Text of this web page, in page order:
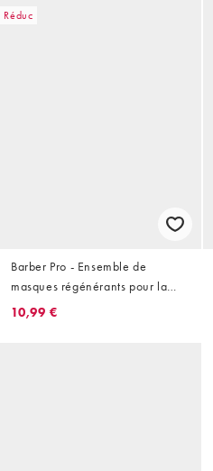
Réduc
Barber Pro - Ensemble de
masques régénérants pour la
peau
10,99 €